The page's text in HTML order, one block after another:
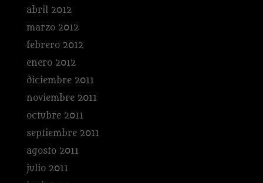
abril 2012
marzo 2012
febrero 2012
enero 2012
diciembre 2011
noviembre 2011
octubre 2011
septiembre 2011
agosto 2011
julio 2011